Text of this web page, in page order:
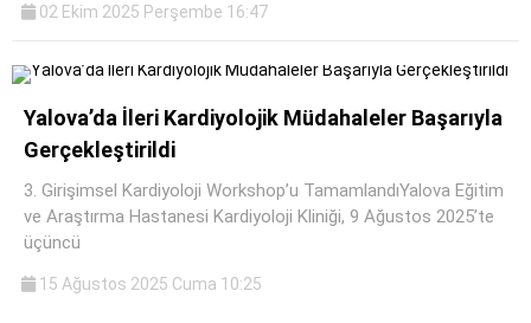
02 Ekim 2025 Perşembe 16:47
Yalova’da İleri Kardiyolojik Müdahaleler Başarıyla
Gerçekleştirildi
3. Girişimsel Kardiyoloji Workshop’u TamamlandıYalova Eğitim
ve Araştırma Hastanesi Kardiyoloji Kliniği, 9 Ağustos 2025’te
üçüncü
15 Ağustos 2025 Cuma 10:25